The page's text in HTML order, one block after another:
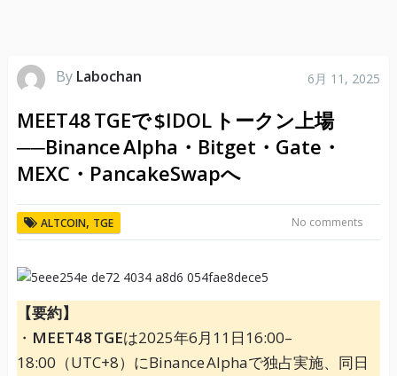
By Labochan 6月 11, 2025
MEET48 TGEで $IDOL トークン上場
──Binance Alpha・Bitget・Gate・
MEXC・PancakeSwapへ
ALTCOIN, TGE No comments
【要約】
・ MEET48 TGEは2025年6月11日16:00–
18:00（UTC+8）にBinance Alphaで独占実施、同日